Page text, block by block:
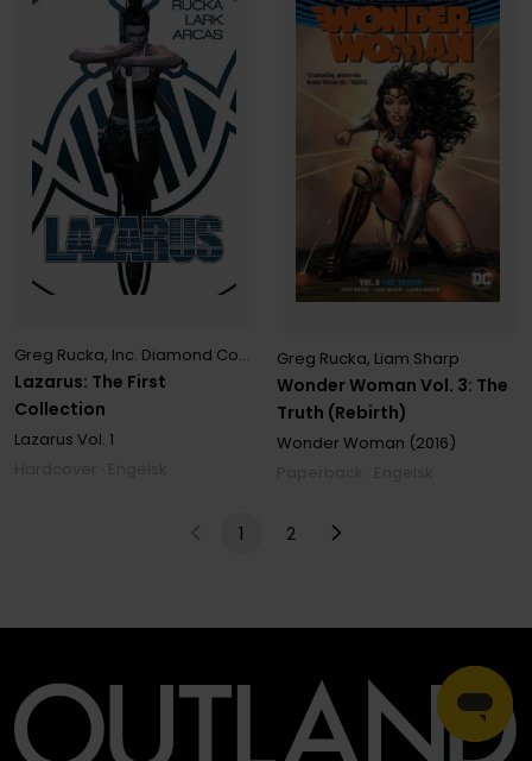
Lazarus: The First
Collection
Greg Rucka, Inc. Diamond Comic Distributors ,Keigo Maki,Michael
Lazarus Vol. 1
Wonder Woman Vol. 3: The
Truth (Rebirth)
Greg Rucka, Liam Sharp
Wonder Woman (2016)
1 2